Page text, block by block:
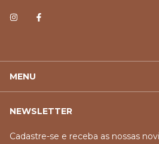
MENU
NEWSLETTER
Cadastre-se e receba as nossas